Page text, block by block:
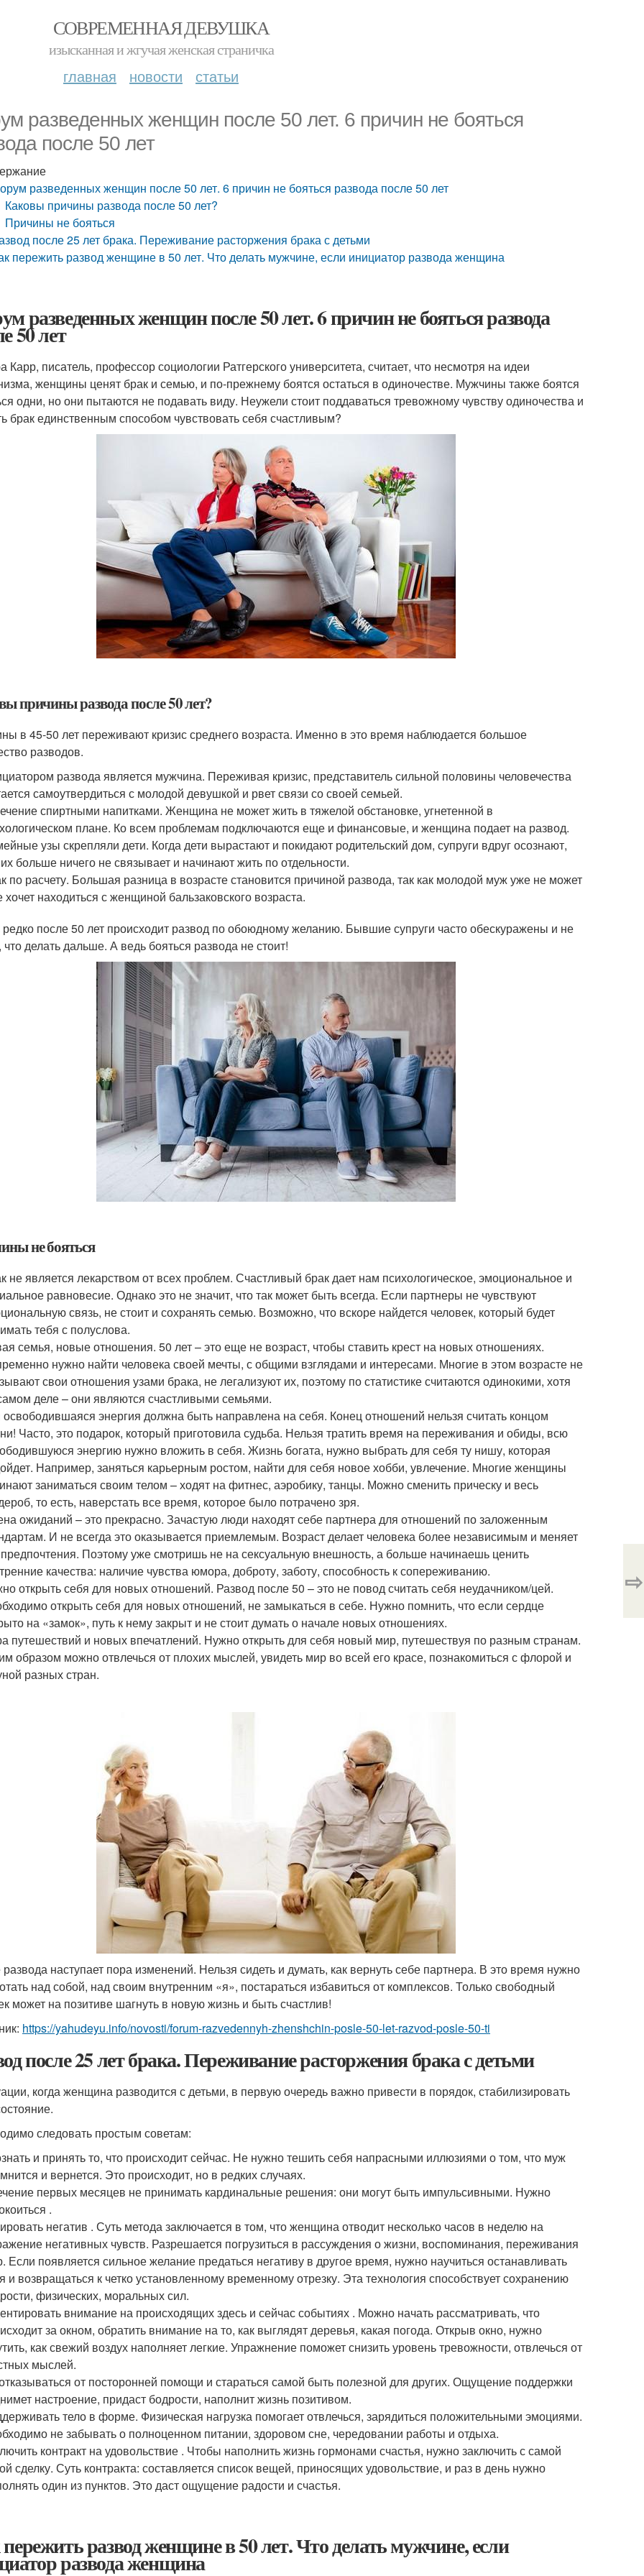
СОВРЕМЕННАЯ ДЕВУШКА
изысканная и жгучая женская страничка
главная новости статьи
разведенных женщин после 50 лет. 6 причин не бояться
после 50 лет
разведенных женщин после 50 лет. 6 причин не бояться развода после 50 лет
Каковы причины развода после 50 лет?
Причины не бояться
после 25 лет брака. Переживание расторжения брака с детьми
пережить развод женщине в 50 лет. Что делать мужчине, если инициатор развода женщина
разведенных женщин после 50 лет. 6 причин не бояться развода
50 лет
Карр, писатель, профессор социологии Ратгерского университета, считает, что несмотря на идеи
женщины ценят брак и семью, и по-прежнему боятся остаться в одиночестве. Мужчины также боятся
одни, но они пытаются не подавать виду. Неужели стоит поддаваться тревожному чувству одиночества и
брак единственным способом чувствовать себя счастливым?
причины развода после 50 лет?
в 45-50 лет переживают кризис среднего возраста. Именно в это время наблюдается большое
разводов.
развода является мужчина. Переживая кризис, представитель сильной половины человечества
самоутвердиться с молодой девушкой и рвет связи со своей семьей.
спиртными напитками. Женщина не может жить в тяжелой обстановке, угнетенной в
плане. Ко всем проблемам подключаются еще и финансовые, и женщина подает на развод.
узы скрепляли дети. Когда дети вырастают и покидают родительский дом, супруги вдруг осознают,
больше ничего не связывает и начинают жить по отдельности.
по расчету. Большая разница в возрасте становится причиной развода, так как молодой муж уже не может
хочет находиться с женщиной бальзаковского возраста.
после 50 лет происходит развод по обоюдному желанию. Бывшие супруги часто обескуражены и не
что делать дальше. А ведь бояться развода не стоит!
не бояться
не является лекарством от всех проблем. Счастливый брак дает нам психологическое, эмоциональное и
равновесие. Однако это не значит, что так может быть всегда. Если партнеры не чувствуют
связь, не стоит и сохранять семью. Возможно, что вскоре найдется человек, который будет
тебя с полуслова.
семья, новые отношения. 50 лет – это еще не возраст, чтобы ставить крест на новых отношениях.
нужно найти человека своей мечты, с общими взглядами и интересами. Многие в этом возрасте не
свои отношения узами брака, не легализуют их, поэтому по статистике считаются одинокими, хотя
деле – они являются счастливыми семьями.
освободившаяся энергия должна быть направлена на себя. Конец отношений нельзя считать концом
Часто, это подарок, который приготовила судьба. Нельзя тратить время на переживания и обиды, всю
энергию нужно вложить в себя. Жизнь богата, нужно выбрать для себя ту нишу, которая
Например, заняться карьерным ростом, найти для себя новое хобби, увлечение. Многие женщины
заниматься своим телом – ходят на фитнес, аэробику, танцы. Можно сменить прическу и весь
то есть, наверстать все время, которое было потрачено зря.
ожиданий – это прекрасно. Зачастую люди находят себе партнера для отношений по заложенным
И не всегда это оказывается приемлемым. Возраст делает человека более независимым и меняет
Поэтому уже смотришь не на сексуальную внешность, а больше начинаешь ценить
качества: наличие чувства юмора, доброту, заботу, способность к сопереживанию.
открыть себя для новых отношений. Развод после 50 – это не повод считать себя неудачником/цей.
открыть себя для новых отношений, не замыкаться в себе. Нужно помнить, что если сердце
на «замок», путь к нему закрыт и не стоит думать о начале новых отношениях.
путешествий и новых впечатлений. Нужно открыть для себя новый мир, путешествуя по разным странам.
образом можно отвлечься от плохих мыслей, увидеть мир во всей его красе, познакомиться с флорой и
разных стран.
наступает пора изменений. Нельзя сидеть и думать, как вернуть себе партнера. В это время нужно
над собой, над своим внутренним «я», постараться избавиться от комплексов. Только свободный
может на позитиве шагнуть в новую жизнь и быть счастлив!
https://yahudeyu.info/novosti/forum-razvedennyh-zhenshchin-posle-50-let-razvod-posle-50-ti
после 25 лет брака. Переживание расторжения брака с детьми
когда женщина разводится с детьми, в первую очередь важно привести в порядок, стабилизировать
следовать простым советам:
и принять то, что происходит сейчас. Не нужно тешить себя напрасными иллюзиями о том, что муж
и вернется. Это происходит, но в редких случаях.
первых месяцев не принимать кардинальные решения: они могут быть импульсивными. Нужно
.
негатив . Суть метода заключается в том, что женщина отводит несколько часов в неделю на
негативных чувств. Разрешается погрузиться в рассуждения о жизни, воспоминания, переживания
Если появляется сильное желание предаться негативу в другое время, нужно научиться останавливать
и возвращаться к четко установленному временному отрезку. Эта технология способствует сохранению
физических, моральных сил.
внимание на происходящих здесь и сейчас событиях . Можно начать рассматривать, что
за окном, обратить внимание на то, как выглядят деревья, какая погода. Открыв окно, нужно
как свежий воздух наполняет легкие. Упражнение поможет снизить уровень тревожности, отвлечься от
мыслей.
от посторонней помощи и стараться самой быть полезной для других. Ощущение поддержки
настроение, придаст бодрости, наполнит жизнь позитивом.
тело в форме. Физическая нагрузка помогает отвлечься, зарядиться положительными эмоциями.
не забывать о полноценном питании, здоровом сне, чередовании работы и отдыха.
контракт на удовольствие . Чтобы наполнить жизнь гормонами счастья, нужно заключить с самой
сделку. Суть контракта: составляется список вещей, приносящих удовольствие, и раз в день нужно
один из пунктов. Это даст ощущение радости и счастья.
развод женщине в 50 лет. Что делать мужчине, если
развода женщина
⇨